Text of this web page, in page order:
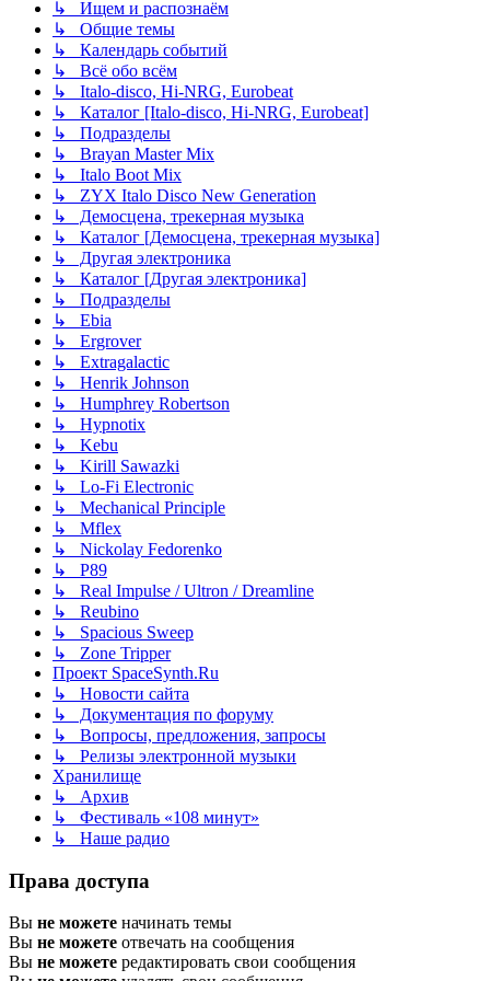
↳ Ищем и распознаём
↳ Общие темы
↳ Календарь событий
↳ Всё обо всём
↳ Italo-disco, Hi-NRG, Eurobeat
↳ Каталог [Italo-disco, Hi-NRG, Eurobeat]
↳ Подразделы
↳ Brayan Master Mix
↳ Italo Boot Mix
↳ ZYX Italo Disco New Generation
↳ Демосцена, трекерная музыка
↳ Каталог [Демосцена, трекерная музыка]
↳ Другая электроника
↳ Каталог [Другая электроника]
↳ Подразделы
↳ Ebia
↳ Ergrover
↳ Extragalactic
↳ Henrik Johnson
↳ Humphrey Robertson
↳ Hypnotix
↳ Kebu
↳ Kirill Sawazki
↳ Lo-Fi Electronic
↳ Mechanical Principle
↳ Mflex
↳ Nickolay Fedorenko
↳ P89
↳ Real Impulse / Ultron / Dreamline
↳ Reubino
↳ Spacious Sweep
↳ Zone Tripper
Проект SpaceSynth.Ru
↳ Новости сайта
↳ Документация по форуму
↳ Вопросы, предложения, запросы
↳ Релизы электронной музыки
Хранилище
↳ Архив
↳ Фестиваль «108 минут»
↳ Наше радио
Права доступа
Вы не можете начинать темы
Вы не можете отвечать на сообщения
Вы не можете редактировать свои сообщения